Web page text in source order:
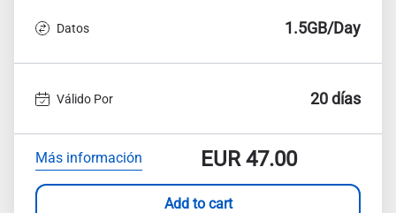
Datos 1.5GB/Day
Válido Por 20 días
Más información EUR47.00
Add to cart